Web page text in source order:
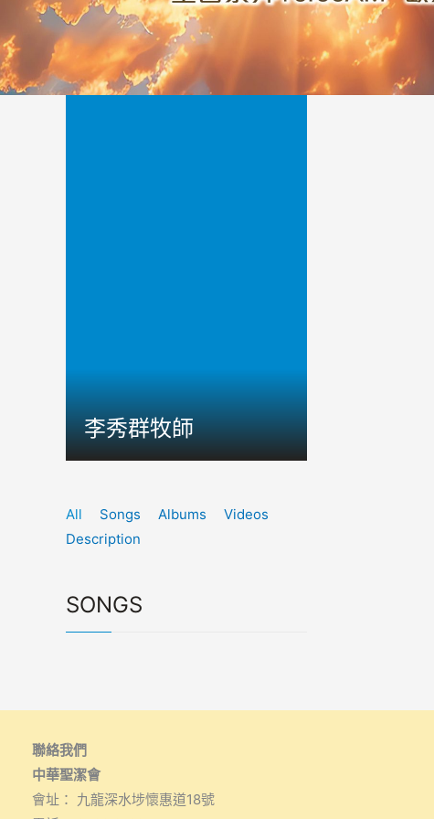
李秀群牧師
All Songs Albums
Videos
Description
SONGS
聯絡我們
中華聖潔會
會址： 九龍深水埗懷惠道18號